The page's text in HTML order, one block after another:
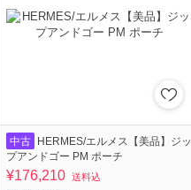
中古
HERMES/エルメス【美品】ジッ
プアンドゴー PM ポーチ
¥176,210 送料込